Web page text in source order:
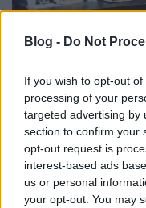
Blog - Do Not
If you wish to opt-out
processing of your
targeted advertising by
section to confirm your
opt-out request is
interest-based ads
us or personal
your opt-out. You may
Amikor Tordy
venni Balog
paddyd •2019. április 08.